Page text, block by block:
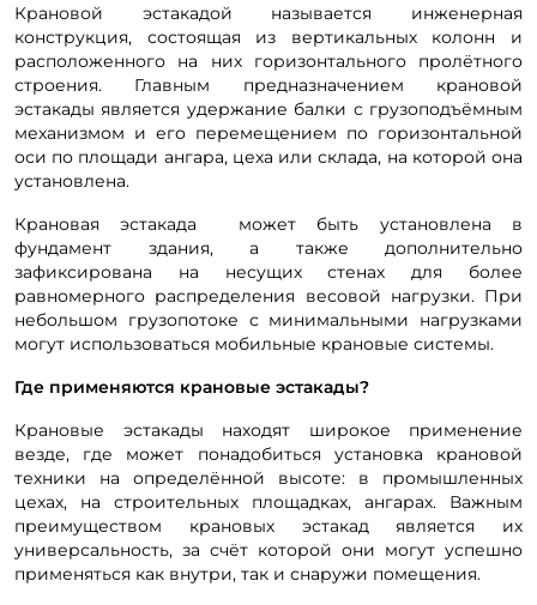
Крановой эстакадой называется инженерная
конструкция, состоящая из вертикальных колонн и
расположенного на них горизонтального пролётного
строения. Главным предназначением крановой
эстакады является удержание балки с грузоподъёмным
механизмом и его перемещением по горизонтальной
оси по площади ангара, цеха или склада, на которой она
установлена.
Крановая эстакада может быть установлена в
фундамент здания, а также дополнительно
зафиксирована на несущих стенах для более
равномерного распределения весовой нагрузки. При
небольшом грузопотоке с минимальными нагрузками
могут использоваться мобильные крановые системы.
Где применяются крановые эстакады?
Крановые эстакады находят широкое применение
везде, где может понадобиться установка крановой
техники на определённой высоте: в промышленных
цехах, на строительных площадках, ангарах. Важным
преимуществом крановых эстакад является их
универсальность, за счёт которой они могут успешно
применяться как внутри, так и снаружи помещения.